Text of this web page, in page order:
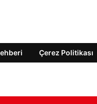
Çerez Politikası